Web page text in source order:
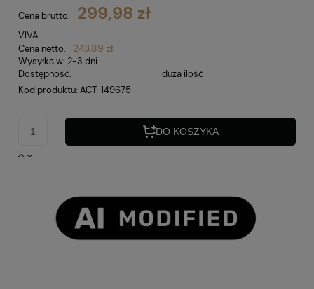
Cena brutto: 299,98 zł
VIVA
Cena netto:
243,89 zł
Wysyłka w: 2-3 dni
Dostępność:
duża ilość
Kod produktu: ACT-149675
DO KOSZYKA